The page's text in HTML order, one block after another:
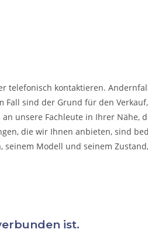
telefonisch kontaktieren.
Fall sind der Grund für den
unsere Fachleute in Ihrer Nähe,
die wir Ihnen anbieten, sind
Modell und seinem
ist.